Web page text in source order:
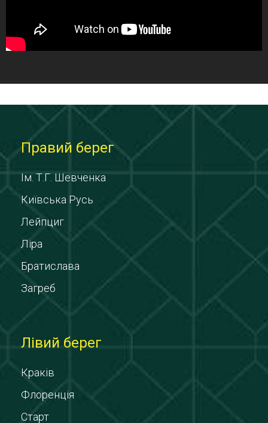
Правий берег
Ім. Т.Г. Шевченка
Київська Русь
Лейпциг
Ліра
Братислава
Загреб
Лівий берег
Краків
Флоренція
Старт